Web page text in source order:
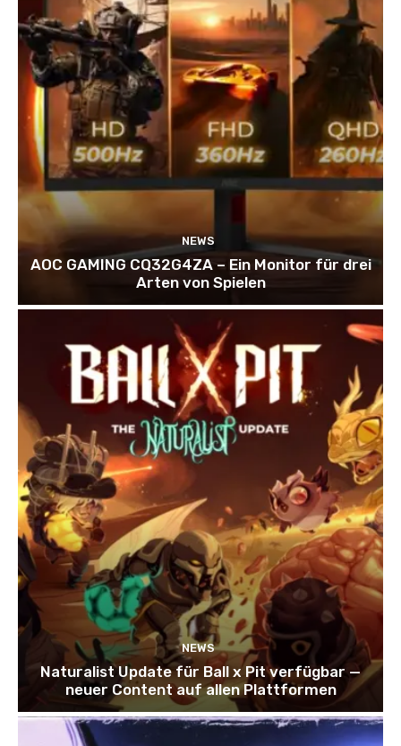
NEWS
AOC GAMING CQ32G4ZA – Ein Monitor für drei
Arten von Spielen
NEWS
Naturalist Update für Ball x Pit verfügbar —
neuer Content auf allen Plattformen